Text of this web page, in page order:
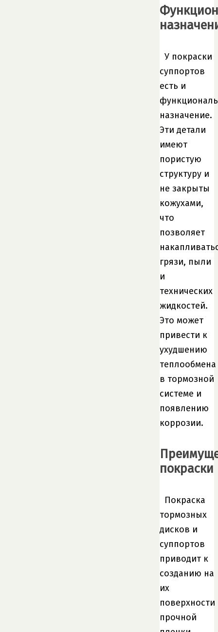
У покраски
суппортов
есть и
назначение.
Эти детали
имеют
пористую
структуру и
не закрыты
кожухами,
что
позволяет
грязи, пыли
и
технических
жидкостей.
Это может
привести к
ухудшению
теплообмена
в тормозной
системе и
появлению
коррозии.
покраски
Покраска
тормозных
дисков и
суппортов
приводит к
созданию на
их
поверхности
прочной